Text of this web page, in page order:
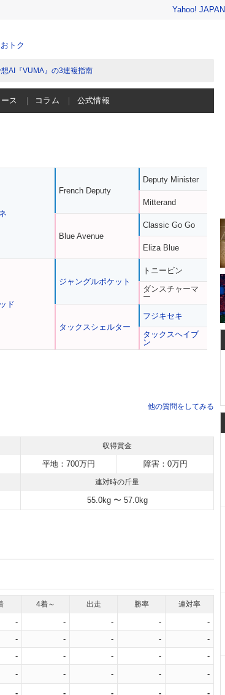
Yahoo! JAPAN
トク
想AI『VUMA』の3連複指南
ス コラム 公式情報
ド
French Deputy
Blue Avenue
ジャングルポケット
タックスシェルター
Deputy Minister
Mitterand
Classic Go Go
Eliza Blue
トニービン
ダンスチャーマ
ー
フジキセキ
タックスヘイブ
ン
他の質問をしてみる
収得賞金
平地：700万円 障害：0万円
連対時の斤量
55.0kg 〜 57.0kg
4着～ 出走 勝率 連対率
- - - -
-
- - - -
-
- - - -
-
- - - - -
- - - - -